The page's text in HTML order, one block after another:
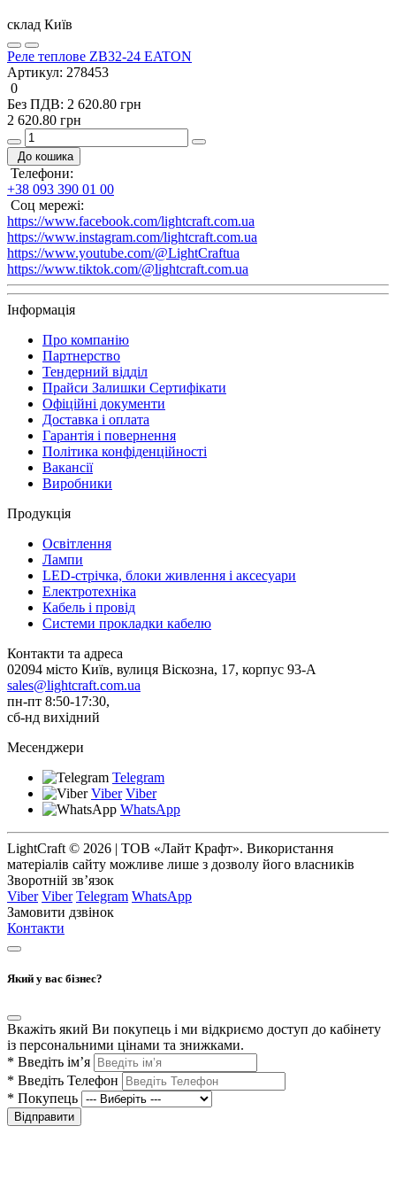
склад Київ
Реле теплове ZB32-24 EATON
Артикул: 278453
0
Без ПДВ: 2 620.80 грн
2 620.80 грн
До кошика
Телефони:
+38 093 390 01 00
Соц мережі:
https://www.facebook.com/lightcraft.com.ua
https://www.instagram.com/lightcraft.com.ua
https://www.youtube.com/@LightCraftua
https://www.tiktok.com/@lightcraft.com.ua
Інформація
Про компанію
Партнерство
Тендерний відділ
Прайси Залишки Сертифікати
Офіційні документи
Доставка і оплата
Гарантія і повернення
Політика конфіденційності
Вакансії
Виробники
Продукція
Освітлення
Лампи
LED-стрічка, блоки живлення і аксесуари
Електротехніка
Кабель і провід
Системи прокладки кабелю
Контакти та адреса
02094 місто Київ, вулиця Віскозна, 17, корпус 93-А
sales@lightcraft.com.ua
пн-пт 8:50-17:30,
сб-нд вихідний
Месенджери
Telegram
Viber Viber
WhatsApp
LightCraft © 2026 | ТОВ «Лайт Крафт». Використання
матеріалів сайту можливе лише з дозволу його власників
Зворотній зв’язок
Viber Viber Telegram WhatsApp
Замовити дзвінок
Контакти
Який у вас бізнес?
Вкажіть який Ви покупець і ми відкриємо доступ до кабінету
із персональними цінами та знижками.
* Введіть ім’я
* Введіть Телефон
* Покупець
Відправити